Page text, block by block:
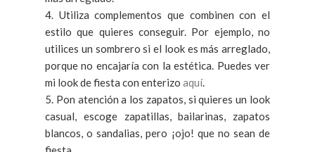
4. Utiliza complementos que combinen con el
estilo que quieres conseguir. Por ejemplo, no
utilices un sombrero si el look es más arreglado,
porque no encajaría con la estética. Puedes ver
mi look de fiesta con enterizo aquí.
5. Pon atención a los zapatos, si quieres un look
casual, escoge zapatillas, bailarinas, zapatos
blancos, o sandalias, pero ¡ojo! que no sean de